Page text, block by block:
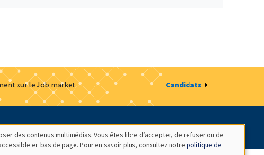
sur le Job market Candidats
légales Gestion des cookies Intranet
des contenus multimédias. Vous êtes libre d’accepter, de refuser ou de
en bas de page. Pour en savoir plus, consultez notre politique de